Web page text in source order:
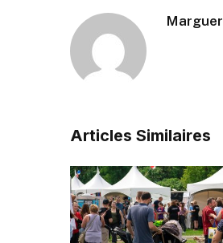
Articles Similaires